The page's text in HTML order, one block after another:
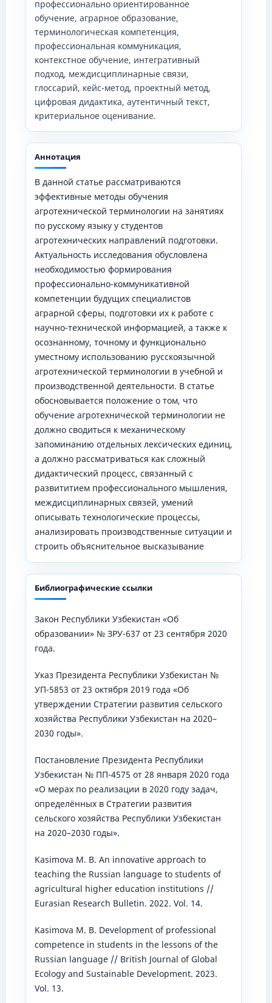
профессионально ориентированное
обучение, аграрное образование,
терминологическая компетенция,
профессиональная коммуникация,
контекстное обучение, интегративный
подход, междисциплинарные связи,
глоссарий, кейс-метод, проектный метод,
цифровая дидактика, аутентичный текст,
критериальное оценивание.
Аннотация
В данной статье рассматриваются
эффективные методы обучения
агротехнической терминологии на занятиях
по русскому языку у студентов
агротехнических направлений подготовки.
Актуальность исследования обусловлена
необходимостью формирования
профессионально-коммуникативной
компетенции будущих специалистов
аграрной сферы, подготовки их к работе с
научно-технической информацией, а также к
осознанному, точному и функционально
уместному использованию русскоязычной
агротехнической терминологии в учебной и
производственной деятельности. В статье
обосновывается положение о том, что
обучение агротехнической терминологии не
должно сводиться к механическому
запоминанию отдельных лексических единиц,
а должно рассматриваться как сложный
дидактический процесс, связанный с
развититием профессионального мышления,
междисциплинарных связей, умений
описывать технологические процессы,
анализировать производственные ситуации и
строить объяснительное высказывание
Библиографические ссылки
Закон Республики Узбекистан «Об
образовании» № ЗРУ-637 от 23 сентября 2020
года.
Указ Президента Республики Узбекистан №
УП-5853 от 23 октября 2019 года «Об
утверждении Стратегии развития сельского
хозяйства Республики Узбекистан на 2020–
2030 годы».
Постановление Президента Республики
Узбекистан № ПП-4575 от 28 января 2020 года
«О мерах по реализации в 2020 году задач,
определённых в Стратегии развития
сельского хозяйства Республики Узбекистан
на 2020–2030 годы».
Kasimova M. B. An innovative approach to
teaching the Russian language to students of
agricultural higher education institutions //
Eurasian Research Bulletin. 2022. Vol. 14.
Kasimova M. B. Development of professional
competence in students in the lessons of the
Russian language // British Journal of Global
Ecology and Sustainable Development. 2023.
Vol. 13.